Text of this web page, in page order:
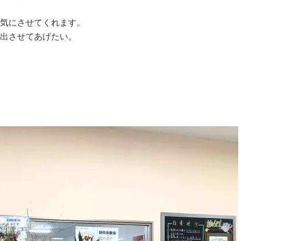
にさせてくれます。
させてあげたい。